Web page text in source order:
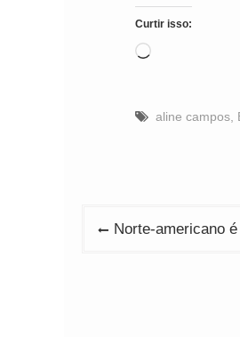
Curtir isso:
Carregando...
aline campos
Navegação
Norte-americano